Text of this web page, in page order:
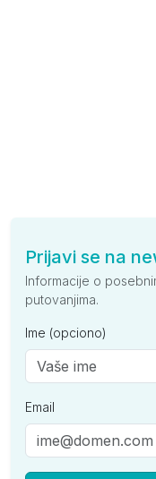
Prijavi se na
Informacije o
putovanjima.
Ime (opciono)
Email